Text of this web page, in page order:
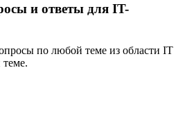
и ответы для IT-
по любой теме из области IT
теме.